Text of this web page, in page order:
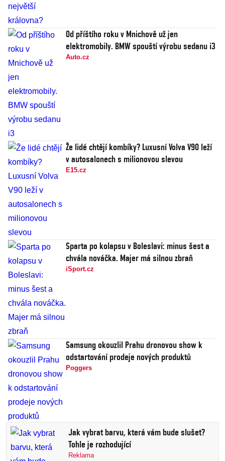
Od příštího roku v Mnichově už jen
elektromobily. BMW spouští výrobu sedanu i3
Auto.cz
Že lidé chtějí kombíky? Luxusní Volva V90 leží
v autosalonech s milionovou slevou
E15.cz
Sparta po kolapsu v Boleslavi: minus šest a
chvála nováčka. Majer má silnou zbraň
iSport.cz
Samsung okouzlil Prahu dronovou show k
odstartování prodeje nových produktů
Poggers
Jak vybrat barvu, která vám bude slušet?
Tohle je rozhodující
Reklama